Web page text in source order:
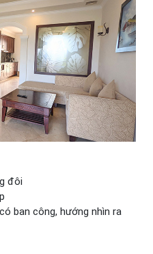
đôi
ban công, hướng nhìn ra